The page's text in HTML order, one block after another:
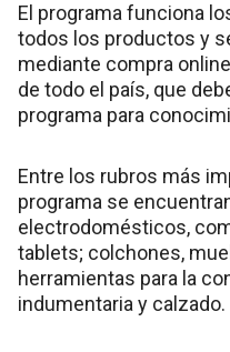
El programa funciona
todos los productos y
mediante compra
de todo el país, que
programa para
Entre los rubros más
programa se
electrodomésticos,
tablets; colchones,
herramientas para la
indumentaria y calzado.